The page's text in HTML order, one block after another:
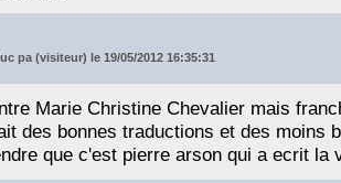
pa (visiteur) le 19/05/2012 16:35:31
Marie Christine Chevalier mais
des bonnes traductions et des moins
que c'est pierre arson qui a ecrit la